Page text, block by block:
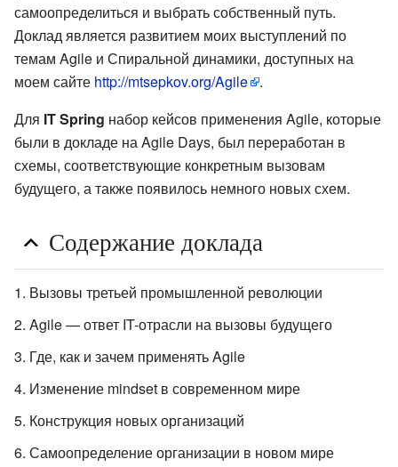
самоопределиться и выбрать собственный путь.
Доклад является развитием моих выступлений по
темам Agile и Спиральной динамики, доступных на
моем сайте http://mtsepkov.org/Agile
.
Для IT Spring набор кейсов применения Agile, которые
были в докладе на Agile Days, был переработан в
схемы, соответствующие конкретным вызовам
будущего, а также появилось немного новых схем.
Содержание доклада
Вызовы третьей промышленной революции
Agile — ответ IT-отрасли на вызовы будущего
Где, как и зачем применять Agile
Изменение mindset в современном мире
Конструкция новых организаций
Самоопределение организации в новом мире